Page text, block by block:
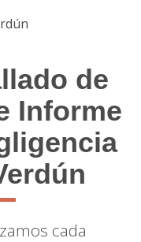
de
Informe
cada